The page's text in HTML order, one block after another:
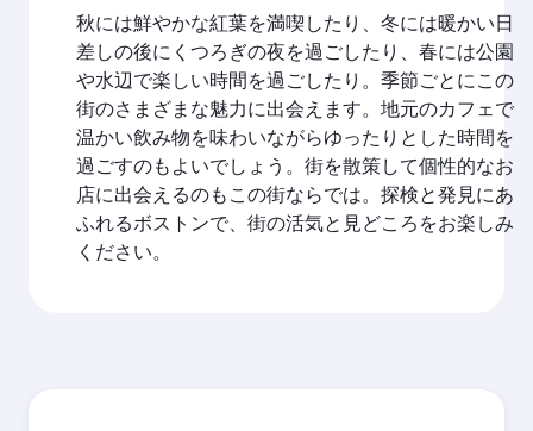
秋には鮮やかな紅葉を満喫したり、冬には暖かい日
差しの後にくつろぎの夜を過ごしたり、春には公園
や水辺で楽しい時間を過ごしたり。季節ごとにこの
街のさまざまな魅力に出会えます。地元のカフェで
温かい飲み物を味わいながらゆったりとした時間を
過ごすのもよいでしょう。街を散策して個性的なお
店に出会えるのもこの街ならでは。探検と発見にあ
ふれるボストンで、街の活気と見どころをお楽しみ
ください。